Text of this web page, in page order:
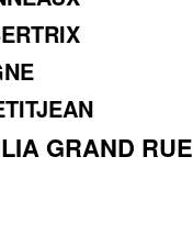
GRAND RUE